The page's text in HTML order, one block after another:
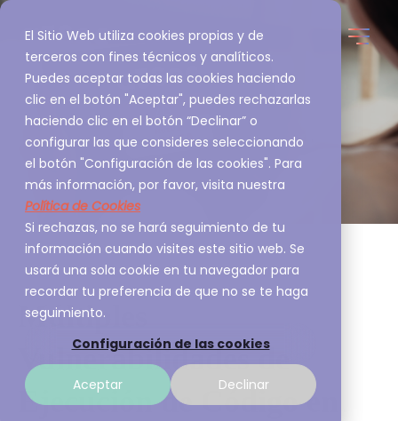
El Sitio Web utiliza cookies propias y de
terceros con fines técnicos y analíticos.
Puedes aceptar todas las cookies haciendo
clic en el botón "Aceptar", puedes rechazarlas
haciendo clic en el botón “Declinar” o
configurar las que consideres seleccionando
el botón "Configuración de las cookies". Para
más información, por favor, visita nuestra
Política de Cookies
Si rechazas, no se hará seguimiento de tu
información cuando visites este sitio web. Se
usará una sola cookie en tu navegador para
recordar tu preferencia de que no se te haga
seguimiento.
Configuración de las cookies
Aceptar Declinar
Múltiples
Vulnerabilidades de
Ejecución de Código en